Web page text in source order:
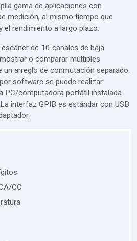
gama de aplicaciones con
medición, al mismo tiempo que
el rendimiento a largo plazo.
de 10 canales de baja
o comparar múltiples
un arreglo de conmutación separado.
software se puede realizar
PC/computadora portátil instalada
interfaz GPIB es estándar con USB
CC